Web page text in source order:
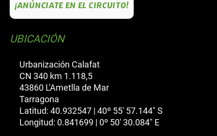
¡ANÚNCIATE EN EL CIRCUITO!
UBICACIÓN
Urbanización Calafat
CN 340 km 1.118,5
43860 L'Ametlla de Mar
Tarragona
Latitud: 40.932547 | 40º 55' 57.144" S
Longitud: 0.841699 | 0º 50' 30.084" E